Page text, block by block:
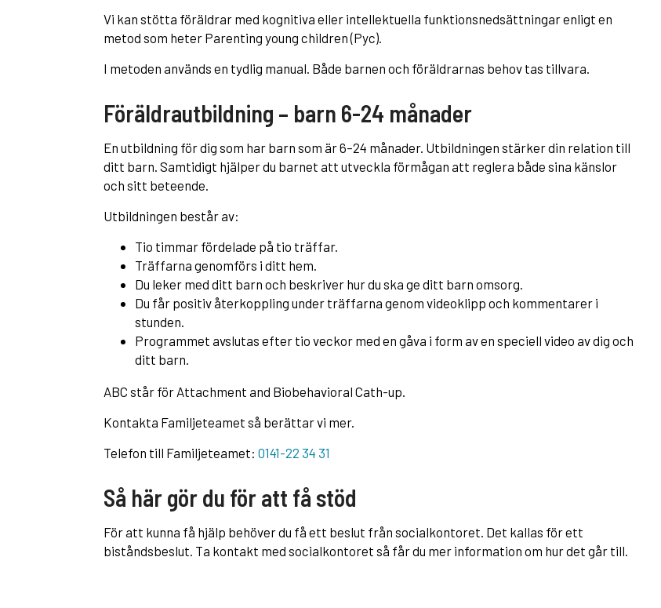
Vi kan stötta föräldrar med kognitiva eller intellektuella funktionsnedsättningar enligt en
metod som heter Parenting young children (Pyc).
I metoden används en tydlig manual. Både barnen och föräldrarnas behov tas tillvara.
Föräldrautbildning – barn 6-24 månader
En utbildning för dig som har barn som är 6–24 månader. Utbildningen stärker din relation till
ditt barn. Samtidigt hjälper du barnet att utveckla förmågan att reglera både sina känslor
och sitt beteende.
Utbildningen består av:
Tio timmar fördelade på tio träffar.
Träffarna genomförs i ditt hem.
Du leker med ditt barn och beskriver hur du ska ge ditt barn omsorg.
Du får positiv återkoppling under träffarna genom videoklipp och kommentarer i
stunden.
Programmet avslutas efter tio veckor med en gåva i form av en speciell video av dig och
ditt barn.
ABC står för Attachment and Biobehavioral Cath-up.
Kontakta Familjeteamet så berättar vi mer.
Telefon till Familjeteamet: 0141-22 34 31
Så här gör du för att få stöd
För att kunna få hjälp behöver du få ett beslut från socialkontoret. Det kallas för ett
biståndsbeslut. Ta kontakt med socialkontoret så får du mer information om hur det går till.